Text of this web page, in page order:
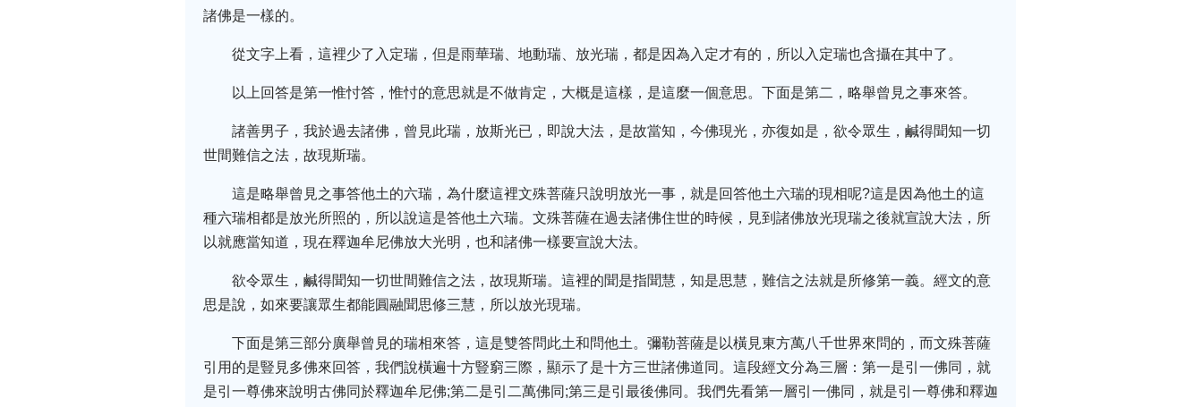
諸佛是一樣的。
從文字上看，這裡少了入定瑞，但是雨華瑞、地動瑞、放光瑞，都是因為入定才有的，所以入定瑞也含攝在其中了。
以上回答是第一惟忖答，惟忖的意思就是不做肯定，大概是這樣，是這麼一個意思。下面是第二，略舉曾見之事來答。
諸善男子，我於過去諸佛，曾見此瑞，放斯光已，即說大法，是故當知，今佛現光，亦復如是，欲令眾生，鹹得聞知一切
世間難信之法，故現斯瑞。
這是略舉曾見之事答他土的六瑞，為什麼這裡文殊菩薩只說明放光一事，就是回答他土六瑞的現相呢?這是因為他土的這
種六瑞相都是放光所照的，所以說這是答他土六瑞。文殊菩薩在過去諸佛住世的時候，見到諸佛放光現瑞之後就宣說大法，所
以就應當知道，現在釋迦牟尼佛放大光明，也和諸佛一樣要宣說大法。
欲令眾生，鹹得聞知一切世間難信之法，故現斯瑞。這裡的聞是指聞慧，知是思慧，難信之法就是所修第一義。經文的意
思是說，如來要讓眾生都能圓融聞思修三慧，所以放光現瑞。
下面是第三部分廣舉曾見的瑞相來答，這是雙答問此土和問他土。彌勒菩薩是以橫見東方萬八千世界來問的，而文殊菩薩
引用的是豎見多佛來回答，我們說橫遍十方豎窮三際，顯示了是十方三世諸佛道同。這段經文分為三層：第一是引一佛同，就
是引一尊佛來說明古佛同於釋迦牟尼佛;第二是引二萬佛同;第三是引最後佛同。我們先看第一層引一佛同，就是引一尊佛和釋迦